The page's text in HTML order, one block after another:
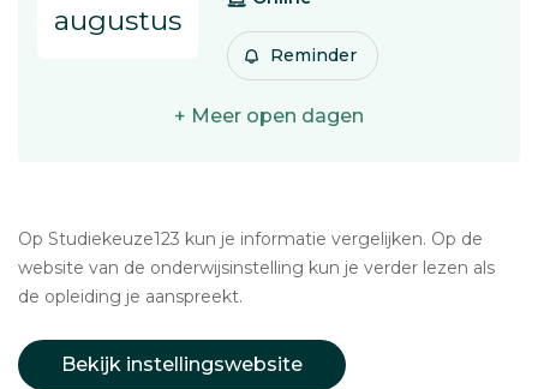
augustus
Reminder
+ Meer open dagen
Op Studiekeuze123 kun je informatie vergelijken. Op de
website van de onderwijsinstelling kun je verder lezen als
de opleiding je aanspreekt.
Bekijk instellingswebsite